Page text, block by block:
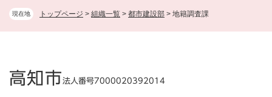
現在地 トップページ > 組織一覧 > 都市建設部 > 地籍調査課
高知市法人番号7000020392014